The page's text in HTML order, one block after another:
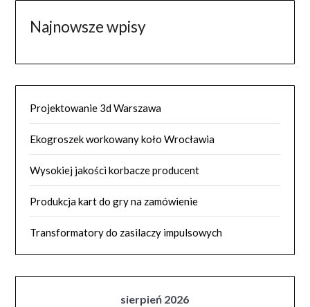
Najnowsze wpisy
Projektowanie 3d Warszawa
Ekogroszek workowany koło Wrocławia
Wysokiej jakości korbacze producent
Produkcja kart do gry na zamówienie
Transformatory do zasilaczy impulsowych
sierpień 2026